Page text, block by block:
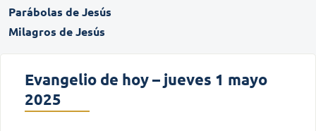
Parábolas de Jesús
Milagros de Jesús
Evangelio de hoy – jueves 1 mayo
2025